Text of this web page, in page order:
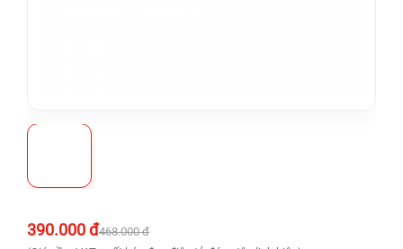
390.000 đ468.000 đ